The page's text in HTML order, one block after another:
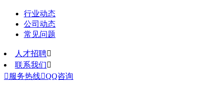
行业动态
公司动态
常见问题
人才招聘
联系我们
 服务热线QQ咨询